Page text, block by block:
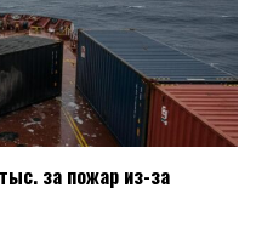
за пожар из-за